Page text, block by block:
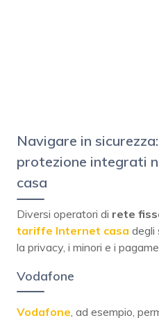
Navigare in
protezione integrati
casa
Diversi operatori di rete
tariffe Internet casa degli
la privacy, i minori e i
Vodafone
Vodafone , ad esempio,